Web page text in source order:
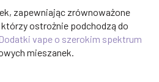
zapewniając zrównoważone
ostrożnie podchodzą do
Dodatki vape o szerokim spektrum
mieszanek.